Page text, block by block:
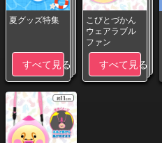
夏グッズ特集
すべて見る
こびとづかん
ウェアラブル
ファン
すべて見る